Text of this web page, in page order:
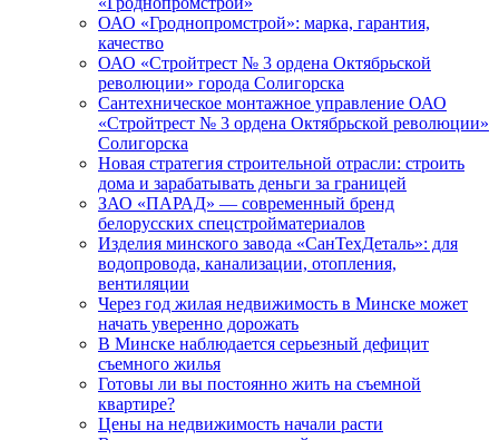
ОАО «Гроднопромстрой»: марка, гарантия,
качество
ОАО «Стройтрест № 3 ордена Октябрьской
революции» города Солигорска
Сантехническое монтажное управление ОАО
«Стройтрест № 3 ордена Октябрьской революции»
Солигорска
Новая стратегия строительной отрасли: строить
дома и зарабатывать деньги за границей
ЗАО «ПАРАД» — современный бренд
белорусских спецстройматериалов
Изделия минского завода «СанТехДеталь»: для
водопровода, канализации, отопления,
вентиляции
Через год жилая недвижимость в Минске может
начать уверенно дорожать
В Минске наблюдается серьезный дефицит
съемного жилья
Готовы ли вы постоянно жить на съемной
квартире?
Цены на недвижимость начали расти